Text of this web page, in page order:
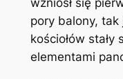
wzniósł się
pory balony,
kościołów
elementami